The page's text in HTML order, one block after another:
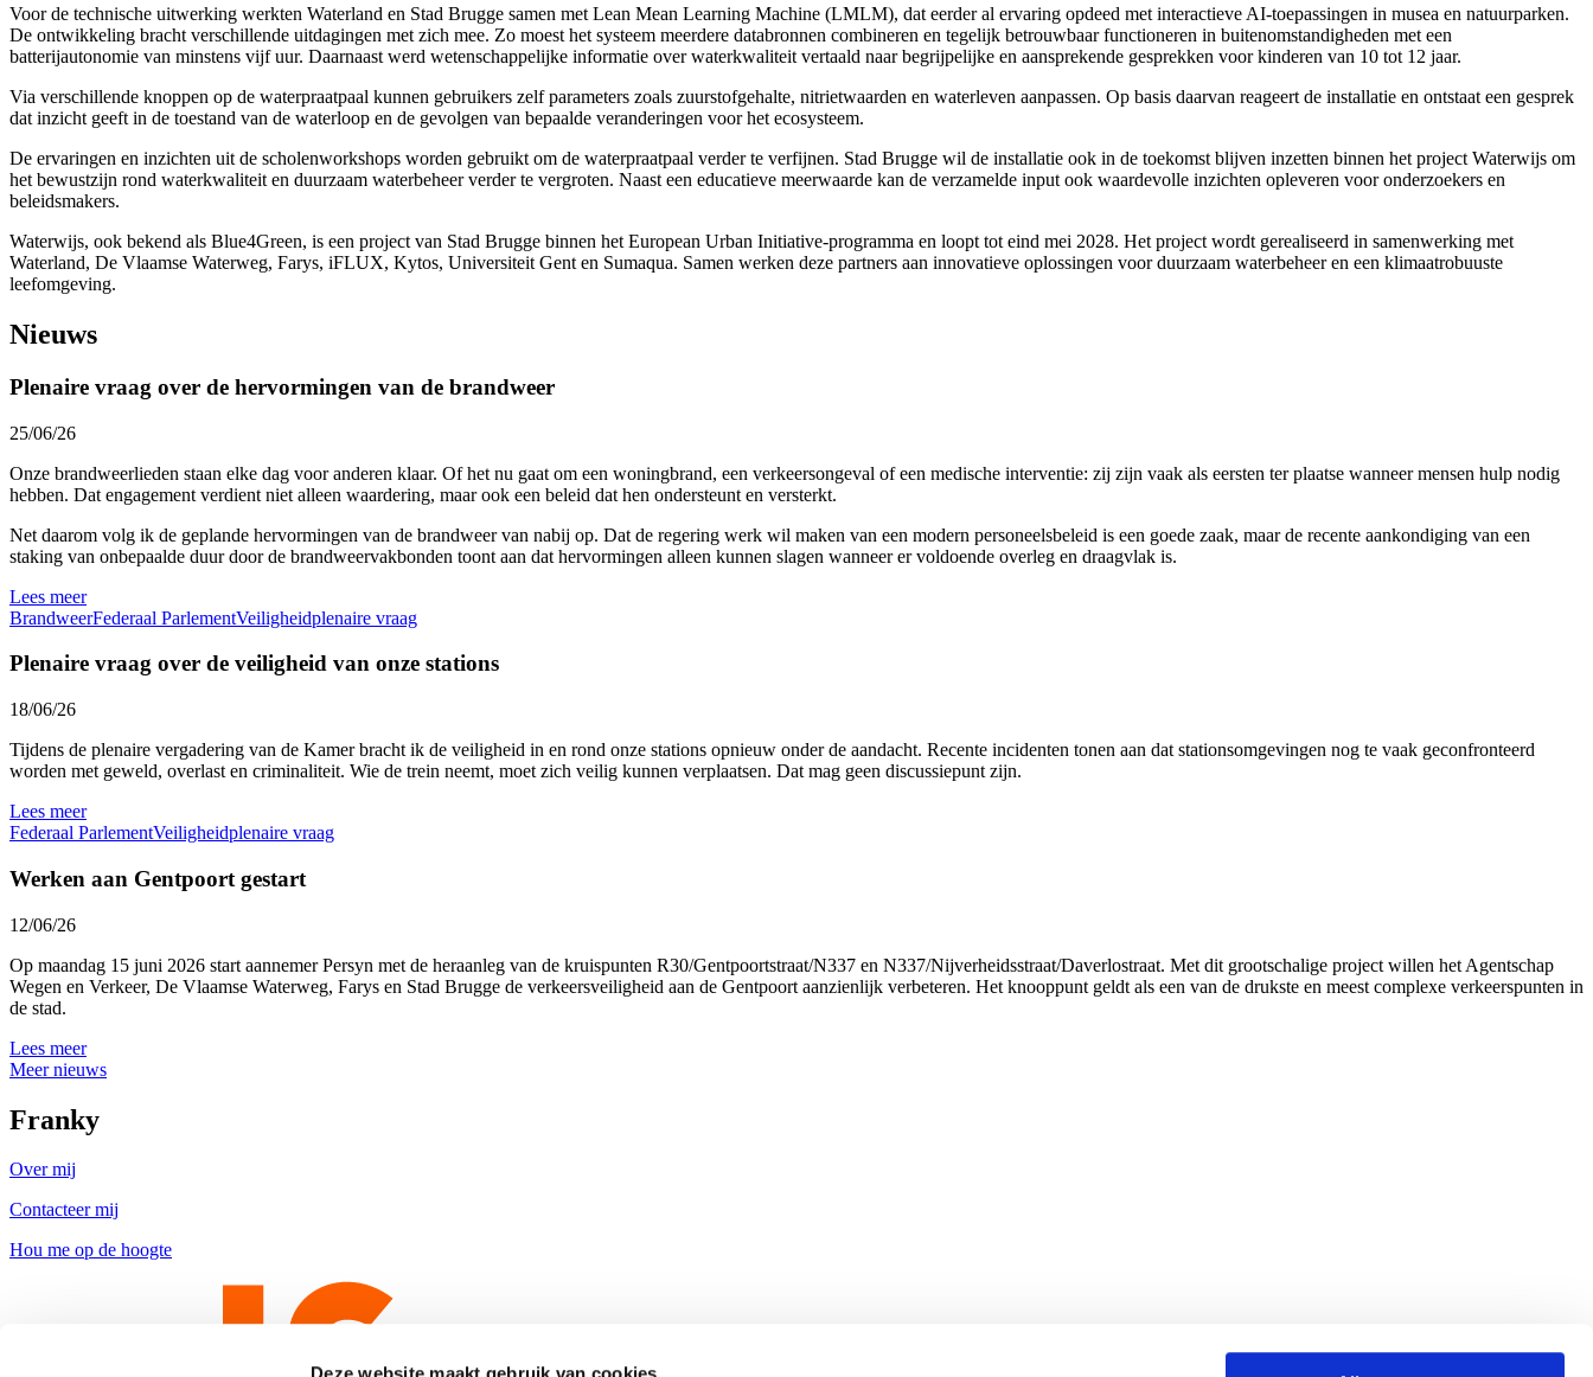
Deze website maakt gebruik van cookies
Voor de technische uitwerking werkten Waterland en Stad Brugge samen met Lean Mean Learning Machine (LMLM), dat eerder al ervaring opdeed met interactieve AI-toepassingen in musea en natuurparken.
De ontwikkeling bracht verschillende uitdagingen met zich mee. Zo moest het systeem meerdere databronnen combineren en tegelijk betrouwbaar functioneren in buitenomstandigheden met een
batterijautonomie van minstens vijf uur. Daarnaast werd wetenschappelijke informatie over waterkwaliteit vertaald naar begrijpelijke en aansprekende gesprekken voor kinderen van 10 tot 12 jaar.
Via verschillende knoppen op de waterpraatpaal kunnen gebruikers zelf parameters zoals zuurstofgehalte, nitrietwaarden en waterleven aanpassen. Op basis daarvan reageert de installatie en ontstaat een gesprek
dat inzicht geeft in de toestand van de waterloop en de gevolgen van bepaalde veranderingen voor het ecosysteem.
De ervaringen en inzichten uit de scholenworkshops worden gebruikt om de waterpraatpaal verder te verfijnen. Stad Brugge wil de installatie ook in de toekomst blijven inzetten binnen het project Waterwijs om
het bewustzijn rond waterkwaliteit en duurzaam waterbeheer verder te vergroten. Naast een educatieve meerwaarde kan de verzamelde input ook waardevolle inzichten opleveren voor onderzoekers en
beleidsmakers.
Waterwijs, ook bekend als Blue4Green, is een project van Stad Brugge binnen het European Urban Initiative-programma en loopt tot eind mei 2028. Het project wordt gerealiseerd in samenwerking met
Waterland, De Vlaamse Waterweg, Farys, iFLUX, Kytos, Universiteit Gent en Sumaqua. Samen werken deze partners aan innovatieve oplossingen voor duurzaam waterbeheer en een klimaatrobuuste
leefomgeving.
Nieuws
Plenaire vraag over de hervormingen van de brandweer
25/06/26
Onze brandweerlieden staan elke dag voor anderen klaar. Of het nu gaat om een woningbrand, een verkeersongeval of een medische interventie: zij zijn vaak als eersten ter plaatse wanneer mensen hulp nodig
hebben. Dat engagement verdient niet alleen waardering, maar ook een beleid dat hen ondersteunt en versterkt.
Net daarom volg ik de geplande hervormingen van de brandweer van nabij op. Dat de regering werk wil maken van een modern personeelsbeleid is een goede zaak, maar de recente aankondiging van een
staking van onbepaalde duur door de brandweervakbonden toont aan dat hervormingen alleen kunnen slagen wanneer er voldoende overleg en draagvlak is.
Lees meer
BrandweerFederaal ParlementVeiligheidplenaire vraag
Plenaire vraag over de veiligheid van onze stations
18/06/26
Tijdens de plenaire vergadering van de Kamer bracht ik de veiligheid in en rond onze stations opnieuw onder de aandacht. Recente incidenten tonen aan dat stationsomgevingen nog te vaak geconfronteerd
worden met geweld, overlast en criminaliteit. Wie de trein neemt, moet zich veilig kunnen verplaatsen. Dat mag geen discussiepunt zijn.
Lees meer
Federaal ParlementVeiligheidplenaire vraag
Werken aan Gentpoort gestart
12/06/26
Op maandag 15 juni 2026 start aannemer Persyn met de heraanleg van de kruispunten R30/Gentpoortstraat/N337 en N337/Nijverheidsstraat/Daverlostraat. Met dit grootschalige project willen het Agentschap
Wegen en Verkeer, De Vlaamse Waterweg, Farys en Stad Brugge de verkeersveiligheid aan de Gentpoort aanzienlijk verbeteren. Het knooppunt geldt als een van de drukste en meest complexe verkeerspunten in
de stad.
Lees meer
Meer nieuws
Franky
Over mij
Contacteer mij
Hou me op de hoogte